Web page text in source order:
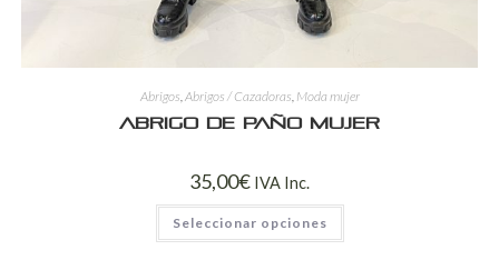
Abrigos Abrigos / Cazadoras Moda mujer
Abrigo de Paño Mujer
35,00€ IVA Inc.
Seleccionar opciones